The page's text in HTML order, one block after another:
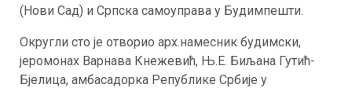
(Нови Сад) и Српска самоуправа у Будимпешти.
Округли сто је отворио арх.намесник будимски,
јеромонах Варнава Кнежевић, Њ.Е. Биљана Гутић-
Бјелица, амбасадорка Републике Србије у